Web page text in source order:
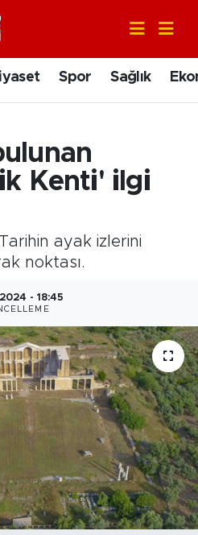
Spor Sağlık
Kenti' ilgi
ayak izlerini
noktası.
- 18:45
ve Fikstür